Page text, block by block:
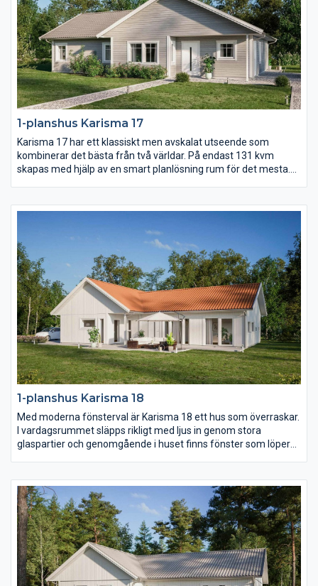
1-planshus Karisma 17
Karisma 17 har ett klassiskt men avskalat utseende som
kombinerar det bästa från två världar. På endast 131 kvm
skapas med hjälp av en smart planlösning rum för det mesta.
det hela fyra sovrum samt ett allrum.
1-planshus Karisma 18
Med moderna fönsterval är Karisma 18 ett hus som överraskar.
I vardagsrummet släpps rikligt med ljus in genom stora
glaspartier och genomgående i huset finns fönster som löper
riktigt lyxigt master bedroom.